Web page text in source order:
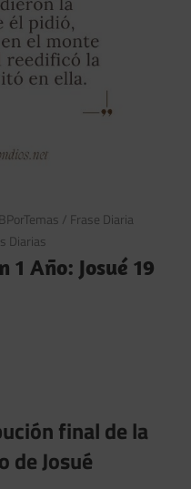
/ Frase Diaria
Diarias
Año: Josué 19
final de la
de Josué